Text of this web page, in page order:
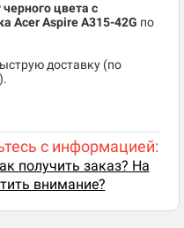
черного цвета с
Acer Aspire A315-42G по
доставку (по
с информацией:
получить заказ? На
внимание?